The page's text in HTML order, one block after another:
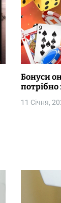
Бонуси
потрібно
11 Січня,